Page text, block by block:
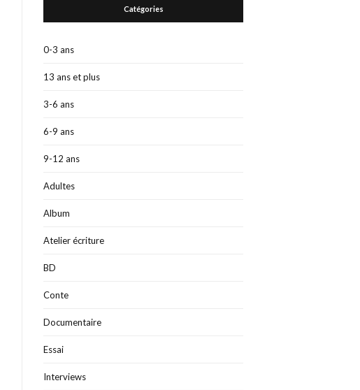
Catégories
0-3 ans
13 ans et plus
3-6 ans
6-9 ans
9-12 ans
Adultes
Album
Atelier écriture
BD
Conte
Documentaire
Essai
Interviews